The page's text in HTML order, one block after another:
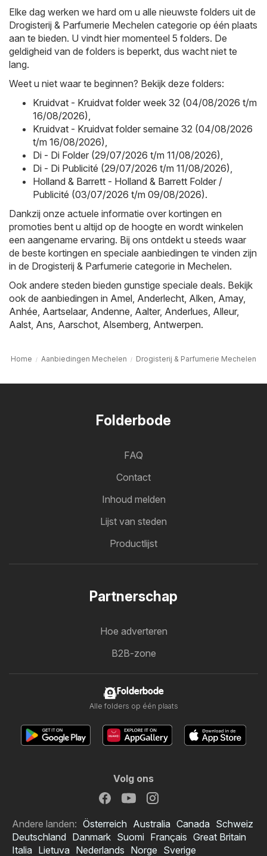
Elke dag werken we hard om u alle nieuwste folders uit de
Drogisterij & Parfumerie Mechelen categorie op één plaats
aan te bieden. U vindt hier momenteel 5 folders. De
geldigheid van de folders is beperkt, dus wacht niet te
lang.
Weet u niet waar te beginnen? Bekijk deze folders:
Kruidvat - Kruidvat folder week 32 (04/08/2026 t/m
16/08/2026),
Kruidvat - Kruidvat folder semaine 32 (04/08/2026
t/m 16/08/2026),
Di - Di Folder (29/07/2026 t/m 11/08/2026),
Di - Di Publicité (29/07/2026 t/m 11/08/2026),
Holland & Barrett - Holland & Barrett Folder /
Publicité (03/07/2026 t/m 09/08/2026).
Dankzij onze actuele informatie over kortingen en
promoties bent u altijd op de hoogte en wordt winkelen
een aangename ervaring. Bij ons ontdekt u steeds waar
de beste kortingen en speciale aanbiedingen te vinden zijn
in de Drogisterij & Parfumerie categorie in Mechelen.
Ook andere steden bieden gunstige speciale deals. Bekijk
ook de aanbiedingen in Amel, Anderlecht, Alken, Amay,
Anhée, Aartselaar, Andenne, Aalter, Anderlues, Alleur,
Aalst, Ans, Aarschot, Alsemberg, Antwerpen.
Home Aanbiedingen Mechelen Drogisterij & Parfumerie Mechelen
Folderbode
FAQ
Contact
Inhoud melden
Lijst van steden
Productlijst
Partnerschap
Hoe adverteren
B2B-zone
Folderbode
Alle folders op één plaats
Volg ons
Andere landen: Österreich Australia Canada Schweiz
Deutschland Danmark Suomi Français Great Britain
Italia Lietuva Nederlands Norge Sverige